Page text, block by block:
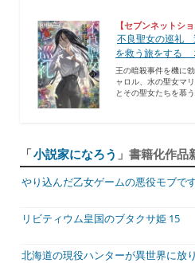
【セブンネットシ
不良聖女の巡礼
を救う旅をする
王の暗殺事件を機に
ャロル、水の聖女マ
とその聖女たちを慕
「小説家になろう 」書籍化作品
やり込んだ乙女ゲームの悪役モブで
リビティウム皇国のブタクサ姫 15
北海道の現役ハンターが異世界に放